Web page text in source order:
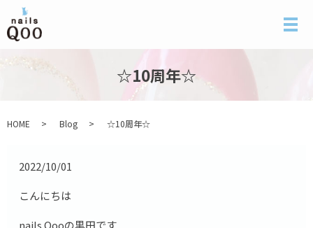
メ
☆10周年☆
HOME Blog ☆10周年☆
2022/10/01
こんにちは
nails Qooの黒田です